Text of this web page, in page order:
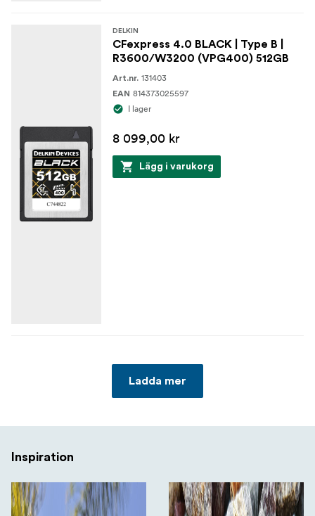
DELKIN
CFexpress 4.0 BLACK | Type B |
R3600/W3200 (VPG400) 512GB
Art.nr. 131403
EAN 814373025597
I lager
8 099,00 kr
Lägg i varukorg
Ladda mer
Inspiration